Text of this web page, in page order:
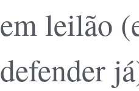
em leilão
defender